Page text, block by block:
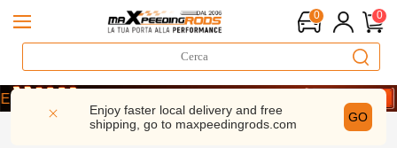
0 0
| 5% di sconto– MXR20TH
5%- CODICE： WELCOME
| 5% di sconto– MXR20TH
Enjoy faster local delivery and free
shipping, go to maxpeedingrods.com GO